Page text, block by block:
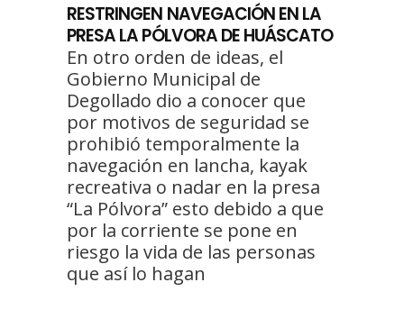
RESTRINGEN NAVEGACIÓN EN LA
PRESA LA PÓLVORA DE HUÁSCATO
En otro orden de ideas, el
Gobierno Municipal de
Degollado dio a conocer que
por motivos de seguridad se
prohibió temporalmente la
navegación en lancha, kayak
recreativa o nadar en la presa
“La Pólvora” esto debido a que
por la corriente se pone en
riesgo la vida de las personas
que así lo hagan